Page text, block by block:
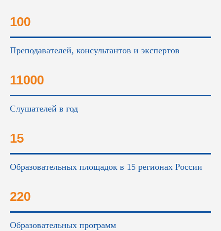
100
Преподавателей, консультантов и экспертов
11000
Слушателей в год
15
Образовательных площадок в 15 регионах России
220
Образовательных программ